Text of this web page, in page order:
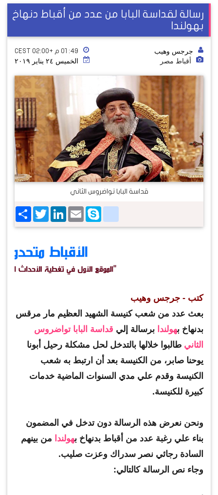
رسالة لقداسة البابا من عدد من أقباط دنهاخ
بهولندا
جرجس وهيب
أقباط مصر
٤٩: ٠١ م +02:00 CEST
الخميس ٢٤ يناير ٢٠١٩
قداسة البابا تواضروس الثاني
ShareTwitterLinkedIn EmailSkype
google_bookmarks
كتب - جرجس وهيب
بعث عدد من شعب كنيسة الشهيد العظيم مار مرقس
بدنهاخ بهولندا برسالة إلي قداسة البابا تواضروس
الثاني طالبوا خلالها بالتدخل لحل مشكلة رحيل أبونا
يوحنا صابر، من الكنيسة بعد أن ارتبط به شعب
الكنيسة وقدم علي مدي السنوات الماضية خدمات
كبيرة للكنيسة.
ونحن نعرض هذه الرسالة دون تدخل في المضمون
بناء علي رغبة عدد من أقباط بدنهاخ بهولندا من بينهم
السادة رجائي نصر سدراك وعزت صليب.
وجاء نص الرسالة كالتالي: